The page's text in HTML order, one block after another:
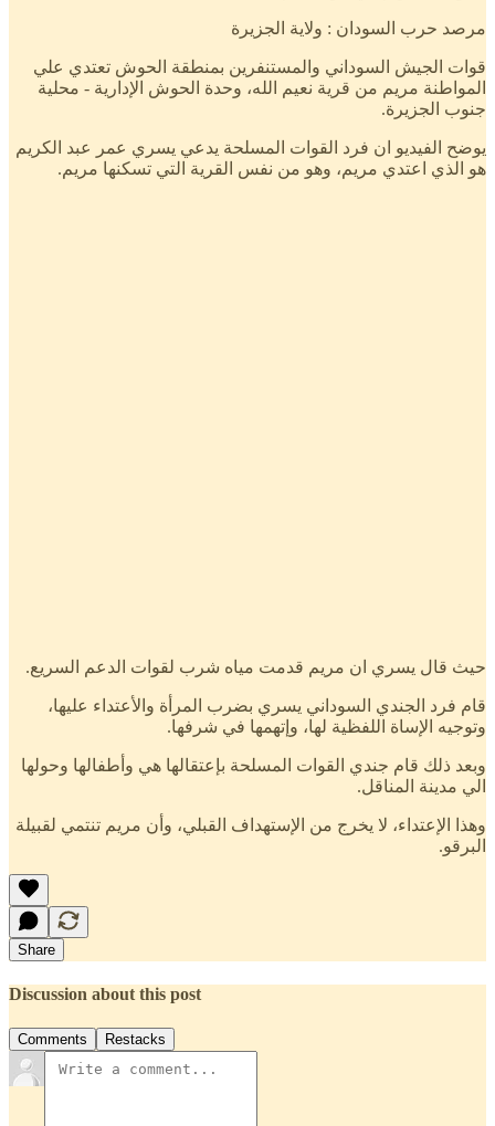
مرصد حرب السودان : ولاية الجزيرة
قوات الجيش السوداني والمستنفرين بمنطقة الحوش تعتدي علي
المواطنة مريم من قرية نعيم الله، وحدة الحوش الإدارية - محلية
جنوب الجزيرة.
يوضح الفيديو ان فرد القوات المسلحة يدعي يسري عمر عبد الكريم
هو الذي اعتدي مريم، وهو من نفس القرية التي تسكنها مريم.
حيث قال يسري ان مريم قدمت مياه شرب لقوات الدعم السريع.
قام فرد الجندي السوداني يسري بضرب المرأة والأعتداء عليها،
وتوجيه الإساة اللفظية لها، وإتهمها في شرفها.
وبعد ذلك قام جندي القوات المسلحة بإعتقالها هي وأطفالها وحولها
الي مدينة المناقل.
وهذا الإعتداء، لا يخرج من الإستهداف القبلي، وأن مريم تنتمي لقبيلة
البرقو.
Share
Discussion about this post
Comments Restacks